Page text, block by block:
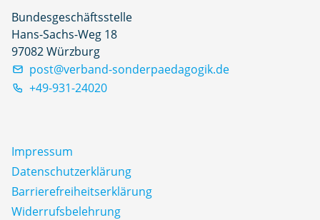
Bundesgeschäftsstelle
Hans-Sachs-Weg 18
97082 Würzburg
post@verband-sonderpaedagogik.de
+49-931-24020
Impressum
Datenschutz­erklärung
Barrierefreiheitserklärung
Widerrufsbelehrung